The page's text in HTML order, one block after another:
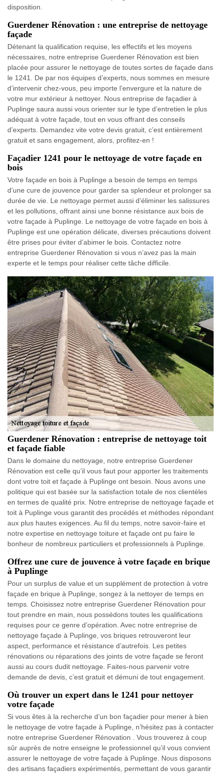
disposition.
Guerdener Rénovation : une entreprise de nettoyage
façade
Détenant la qualification requise, les effectifs et les moyens
nécessaires, notre entreprise Guerdener Rénovation est bien
placée pour assurer le nettoyage de toutes sortes de façade dans
le 1241. De par nos équipes d’experts, nous sommes en mesure
d’intervenir chez-vous, peu importe l’envergure et la nature de
votre mur extérieur à nettoyer. Nous entreprise de façadier à
Puplinge saura aussi vous orienter sur le type d’entretien le plus
adéquat à votre façade, tout en vous offrant des conseils
d’experts. Demandez vite votre devis gratuit, c’est entièrement
gratuit et sans engagement, alors, profitez-en !
Façadier 1241 pour le nettoyage de votre façade en
bois
Votre façade en bois à Puplinge a besoin de temps en temps
d’une cure de jouvence pour garder sa splendeur et prolonger sa
durée de vie. Le nettoyage permet aussi d’éliminer les salissures
et les pollutions, offrant ainsi une bonne résistance aux bois de
votre façade à Puplinge. Le nettoyage de votre façade en bois à
Puplinge est une opération délicate, diverses précautions doivent
être prises pour éviter d’abimer le bois. Contactez notre
entreprise Guerdener Rénovation si vous n’avez pas la main
experte et le temps pour réaliser cette tâche difficile.
Guerdener Rénovation : entreprise de nettoyage toit
et façade fiable
Dans le domaine du nettoyage, notre entreprise Guerdener
Rénovation est celle qu’il vous faut pour apporter les traitements
dont votre toit et façade à Puplinge ont besoin. Nous avons une
politique qui est basée sur la satisfaction totale de nos clientèles
en termes de qualité prix. Notre entreprise de nettoyage façade et
toit à Puplinge vous garantit des procédés et méthodes répondant
aux plus hautes exigences. Au fil du temps, notre savoir-faire et
notre expertise en nettoyage toiture et façade ont pu faire le
bonheur de nombreux particuliers et professionnels à Puplinge.
Offrez une cure de jouvence à votre façade en brique
à Puplinge
Pour un surplus de value et un supplément de protection à votre
façade en brique à Puplinge, songez à la nettoyer de temps en
temps. Choisissez notre entreprise Guerdener Rénovation pour
tout prendre en main, nous possédons toutes les qualifications
requises pour ce genre d’opération. Avec notre entreprise de
nettoyage façade à Puplinge, vos briques retrouveront leur
aspect, performance et résistance d’autrefois. Les petites
rénovations ou réparations des joints de votre façade se feront
aussi au cours dudit nettoyage. Faites-nous parvenir votre
demande de devis, c’est gratuit et démuni de tout engagement.
Où trouver un expert dans le 1241 pour nettoyer
votre façade
Si vous êtes à la recherche d’un bon façadier pour mener à bien
le nettoyage de votre façade à Puplinge, n’hésitez pas à contacter
notre entreprise Guerdener Rénovation . Vous trouverez à coup
sûr auprès de notre enseigne le professionnel qu’il vous convient
assurer le nettoyage de votre façade à Puplinge. Nous disposons
des artisans façadiers expérimentés, permettant de vous garantir